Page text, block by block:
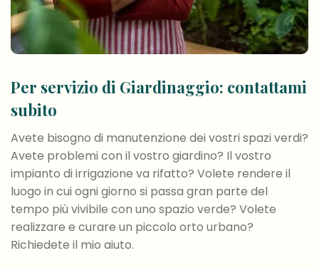
Per servizio di Giardinaggio: contattami
subito
Avete bisogno di manutenzione dei vostri spazi verdi?
Avete problemi con il vostro giardino? Il vostro
impianto di irrigazione va rifatto? Volete rendere il
luogo in cui ogni giorno si passa gran parte del
tempo più vivibile con uno spazio verde? Volete
realizzare e curare un piccolo orto urbano?
Richiedete il mio aiuto.